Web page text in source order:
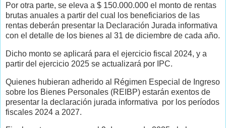
Por otra parte, se eleva a $ 150.000.000 el monto de rentas
brutas anuales a partir del cual los beneficiarios de las
rentas deberán presentar la Declaración Jurada informativa
con el detalle de los bienes al 31 de diciembre de cada año.
Dicho monto se aplicará para el ejercicio fiscal 2024, y a
partir del ejercicio 2025 se actualizará por IPC.
Quienes hubieran adherido al Régimen Especial de Ingreso
sobre los Bienes Personales (REIBP) estarán exentos de
presentar la declaración jurada informativa por los períodos
fiscales 2024 a 2027.